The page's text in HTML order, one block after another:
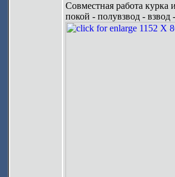
Совместная работа курка
покой - полувзвод - взвод